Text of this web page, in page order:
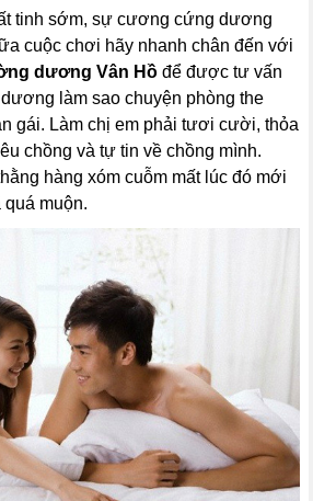
tinh sớm, sự cương cứng dương
cuộc chơi hãy nhanh chân đến với
dương Vân Hồ để được tư vấn
làm sao chuyện phòng the
gái. Làm chị em phải tươi cười, thỏa
chồng và tự tin về chồng mình.
hàng xóm cuỗm mất lúc đó mới
quá muộn.